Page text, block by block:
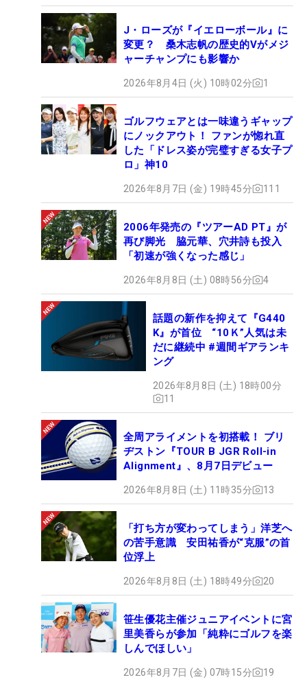
J・ローズが『イエローボール』に
変更？ 桑木志帆の歴史的Vがメジ
ャーチャンプにも影響か
2026年8月4日 (火) 10時02分 1
ゴルフウェアとは一味違うギャップ
にノックアウト！ ファンが惚れ直
した「ドレス姿が完璧すぎる女子プ
ロ」神10
2026年8月7日 (金) 19時45分 111
2006年発売の『ツアーAD PT』が
再び脚光 脇元華、穴井詩も投入
「初速が強くなった感じ」
2026年8月8日 (土) 08時56分 4
話題の新作を抑えて『G440
K』が首位 “10Ｋ”人気は未
だに継続中 #週間ギアランキ
ング
2026年8月8日 (土) 18時00分
11
全周アライメントを初搭載！ ブリ
ヂストン『TOUR B JGR Roll-in
Alignment』、8月7日デビュー
2026年8月8日 (土) 11時35分 13
「打ち方が変わってしまう」洋芝へ
の苦手意識 安田祐香が“克服”の首
位浮上
2026年8月8日 (土) 18時49分 20
笹生優花主催ジュニアイベントに宮
里美香らが参加「純粋にゴルフを楽
しんでほしい」
2026年8月7日 (金) 07時15分 19